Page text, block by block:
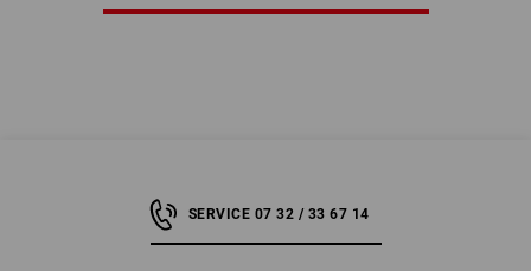
SERVICE 07 32 / 33 67 14